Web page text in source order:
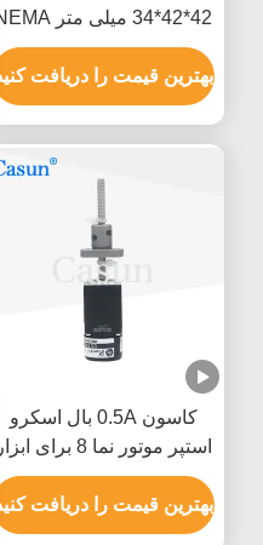
42*42*34 میلی متر NEMA
17 توپ اسکرو 2.52 ولت
1.68 آمپر
بهترین قیمت را دریافت کنید
کاسون 0.5A بال اسکرو
استپر موتور نما 8 برای ابزار
طراحی
بهترین قیمت را دریافت کنید